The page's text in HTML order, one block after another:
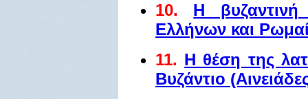
10.
Η
Ελλήνων και
11. Η θέση της
Βυζάντιο